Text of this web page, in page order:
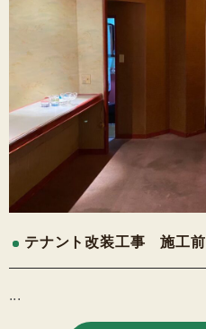
テナント改装工事 施工前
...